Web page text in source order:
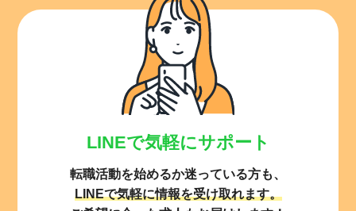
LINEで気軽にサポート
転職活動を始めるか迷っている方も、
LINEで気軽に情報を受け取れます。